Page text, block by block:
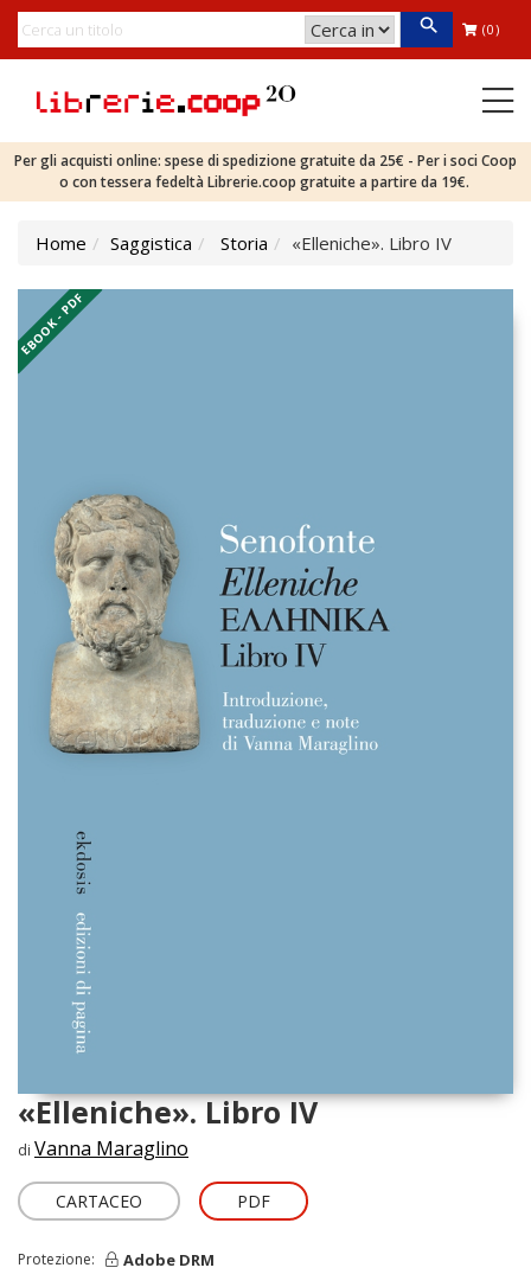
(0)
Per gli acquisti online: spese di spedizione gratuite da 25€ - Per i soci Coop
o con tessera fedeltà Librerie.coop gratuite a partire da 19€.
Home Saggistica Storia «Elleniche». Libro IV
EBOOK - PDF
«Elleniche». Libro IV
di Vanna Maraglino
CARTACEO PDF
Protezione: Adobe DRM